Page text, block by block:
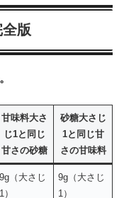
版
甘味料大さ
じ1と同じ
甘さの砂糖
砂糖大さじ
1と同じ甘
さの甘味料
9g（大さじ
1）
9g（大さじ
1）